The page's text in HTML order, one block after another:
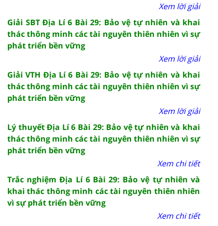
Xem lời giải
Giải SBT Địa Lí 6 Bài 29: Bảo vệ tự nhiên và khai
thác thông minh các tài nguyên thiên nhiên vì sự
phát triển bền vững
Xem lời giải
Giải VTH Địa Lí 6 Bài 29: Bảo vệ tự nhiên và khai
thác thông minh các tài nguyên thiên nhiên vì sự
phát triển bền vững
Xem lời giải
Lý thuyết Địa Lí 6 Bài 29: Bảo vệ tự nhiên và khai
thác thông minh các tài nguyên thiên nhiên vì sự
phát triển bền vững
Xem chi tiết
Trắc nghiệm Địa Lí 6 Bài 29: Bảo vệ tự nhiên và
khai thác thông minh các tài nguyên thiên nhiên
vì sự phát triển bền vững
Xem chi tiết